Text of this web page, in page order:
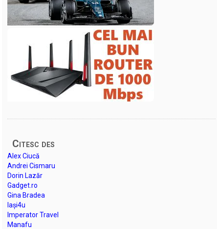
Citesc des
Alex Ciucă
Andrei Cismaru
Dorin Lazăr
Gadget.ro
Gina Bradea
Iași4u
Imperator Travel
Manafu